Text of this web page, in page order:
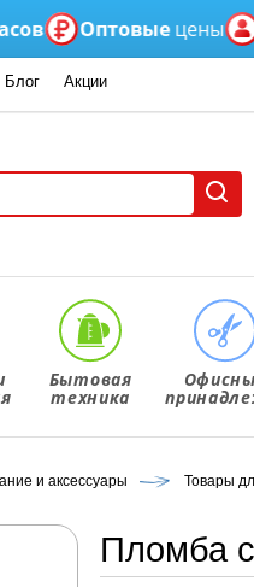
Оптовыецены
Блог Акции
Бытовая
техника
и аксессуары Товары
Пломба